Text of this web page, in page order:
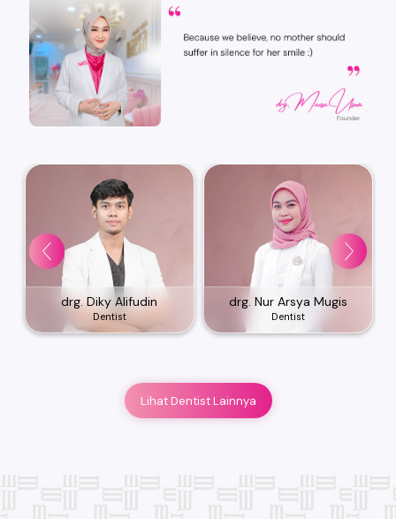
drg. Diky Alifudin
Dentist
drg. Nur Arsya Mugis
Dentist
Lihat Dentist Lainnya